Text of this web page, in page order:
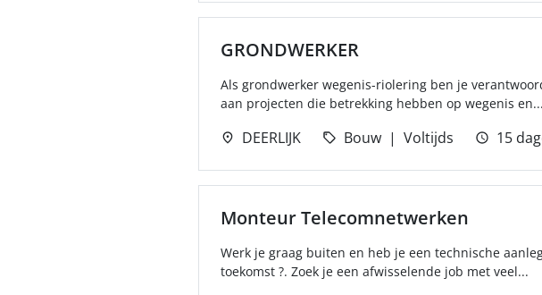
GRONDWERKER
Als grondwerker wegenis-riolering ben je
aan projecten die betrekking hebben op wegenis en...
DEERLIJK Bouw Voltijds 15
Monteur Telecomnetwerken
Werk je graag buiten en heb je een technische
toekomst ?. Zoek je een afwisselende job met veel...